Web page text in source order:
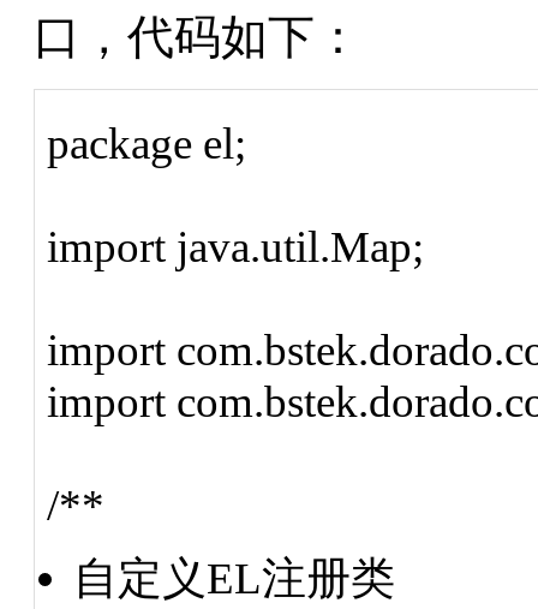
口，代码如下：
package el;
import java.util.Map;
import
import
/**
自定义EL注册类